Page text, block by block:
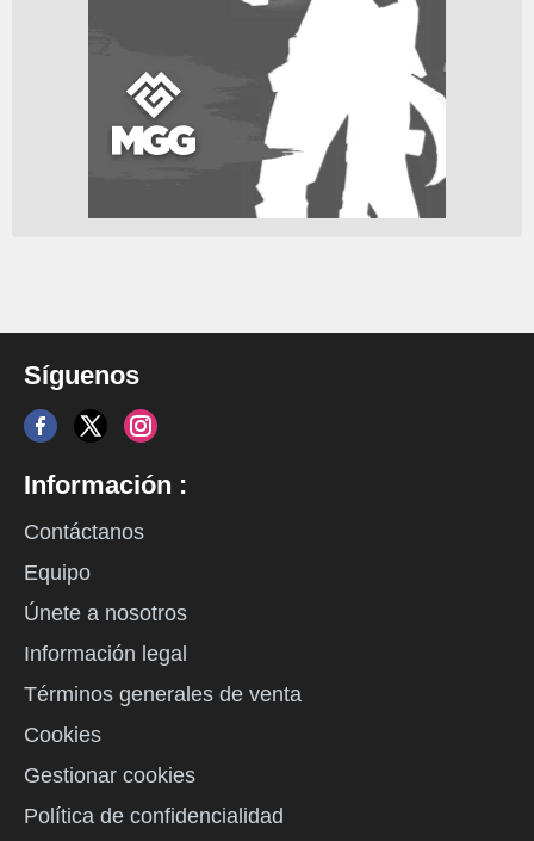
Síguenos
Información :
Contáctanos
Equipo
Únete a nosotros
Información legal
Términos generales de venta
Cookies
Gestionar cookies
Política de confidencialidad